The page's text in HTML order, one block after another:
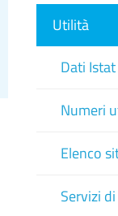
Utilità
Dati Istat
Numeri
Elenco
Servizi